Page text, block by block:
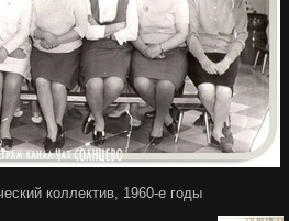
коллектив, 1960-е годы